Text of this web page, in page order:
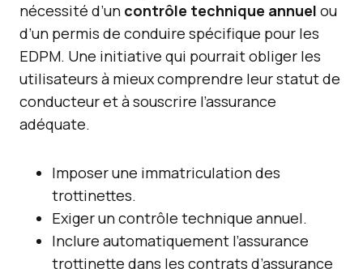
nécessité d’un contrôle technique annuel ou
d’un permis de conduire spécifique pour les
EDPM. Une initiative qui pourrait obliger les
utilisateurs à mieux comprendre leur statut de
conducteur et à souscrire l’assurance
adéquate.
Imposer une immatriculation des
trottinettes.
Exiger un contrôle technique annuel.
Inclure automatiquement l’assurance
trottinette dans les contrats d’assurance